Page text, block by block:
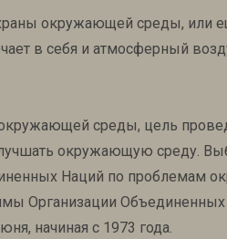
окружающей среды, или
в себя и атмосферный
среды, цель
окружающую среду.
Наций по проблемам
Организации
начиная с 1973 года.